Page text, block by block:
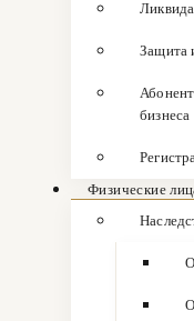
Защита
бизнеса
Физические